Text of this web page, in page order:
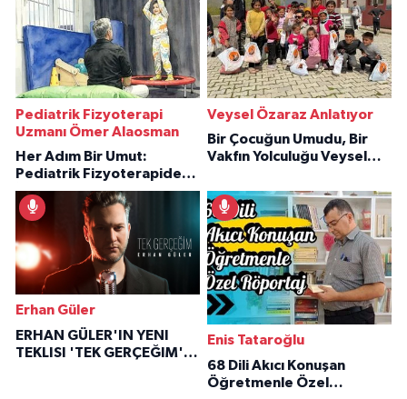
Pediatrik Fizyoterapi
Uzmanı Ömer Alaosman
Her Adım Bir Umut:
Pediatrik Fizyoterapiden
İlham Veren Hikâyeler
Veysel Özaraz Anlatıyor
Bir Çocuğun Umudu, Bir
Vakfın Yolculuğu Veysel
Erhan Güler
ERHAN GÜLER'IN YENI
TEKLISI 'TEK GERÇEĞIM'LE
Enis Tataroğlu
68 Dili Akıcı Konuşan
Öğretmenle Özel